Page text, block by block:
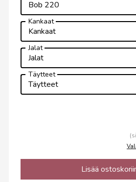
Bob 220
Kankaat
Kankaat
Jalat
Jalat
Täytteet
Täytteet
Lisää